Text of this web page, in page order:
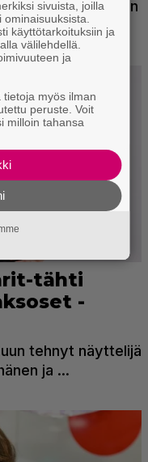
sivuista, joilla
käyttötarkoituksiin ja
välilehdellä.
ja
myös ilman
peruste. Voit
milloin tahansa